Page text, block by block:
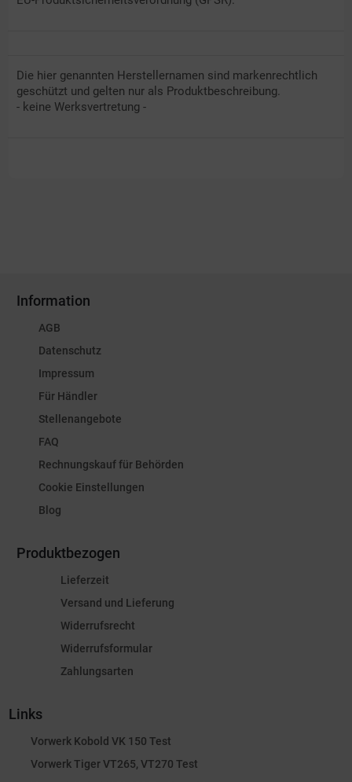
Die hier genannten Herstellernamen sind markenrechtlich
geschützt und gelten nur als Produktbeschreibung.
- keine Werksvertretung -
Information
AGB
Datenschutz
Impressum
Für Händler
Stellenangebote
FAQ
Rechnungskauf für Behörden
Cookie Einstellungen
Blog
Produktbezogen
Lieferzeit
Versand und Lieferung
Widerrufsrecht
Widerrufsformular
Zahlungsarten
Links
Vorwerk Kobold VK 150 Test
Vorwerk Tiger VT265, VT270 Test